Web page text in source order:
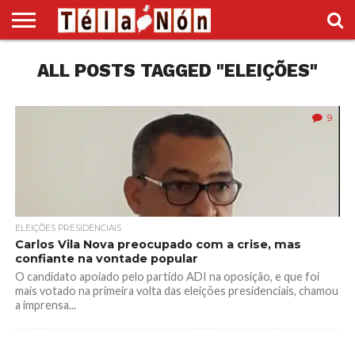
POLÍTICA
ECONOMIA
SOCIEDADE
CULTURA
DESPORTO
SUPLEMENTO
VÍDEOS
ANÚNCIOS
DIVERSOS
ALL POSTS TAGGED "ELEIÇÕES"
9
ELEIÇÕES PRESIDENCIAIS
Carlos Vila Nova preocupado com a crise, mas
confiante na vontade popular
O candidato apoiado pelo partido ADI na oposição, e que foi
mais votado na primeira volta das eleições presidenciais, chamou
a imprensa...